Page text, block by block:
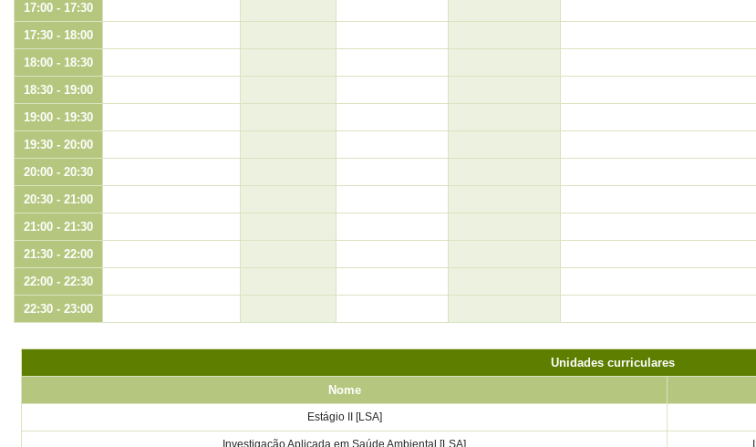
17:00 - 17:30
17:30 - 18:00
18:00 - 18:30
18:30 - 19:00
19:00 - 19:30
19:30 - 20:00
20:00 - 20:30
20:30 - 21:00
21:00 - 21:30
21:30 - 22:00
22:00 - 22:30
22:30 - 23:00
Unidades curriculares
Nome
Estágio II [LSA]
Investigação Aplicada em Saúde Ambiental [LSA]